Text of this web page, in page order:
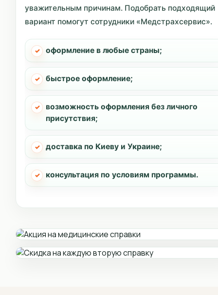
уважительным причинам. Подобрать подходящий
вариант помогут сотрудники «Медстрахсервис».
оформление в любые страны;
быстрое оформление;
возможность оформления без личного
присутствия;
доставка по Киеву и Украине;
консультация по условиям программы.